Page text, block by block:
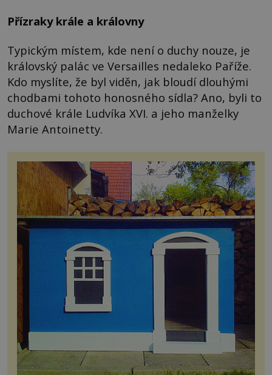
Přízraky krále a královny
Typickým místem, kde není o duchy nouze, je
královský palác ve Versailles nedaleko Paříže.
Kdo myslíte, že byl viděn, jak bloudí dlouhými
chodbami tohoto honosného sídla? Ano, byli to
duchové krále Ludvíka XVI. a jeho manželky
Marie Antoinetty.